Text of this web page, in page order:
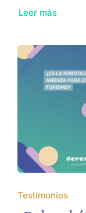
Leer más
Testimonios